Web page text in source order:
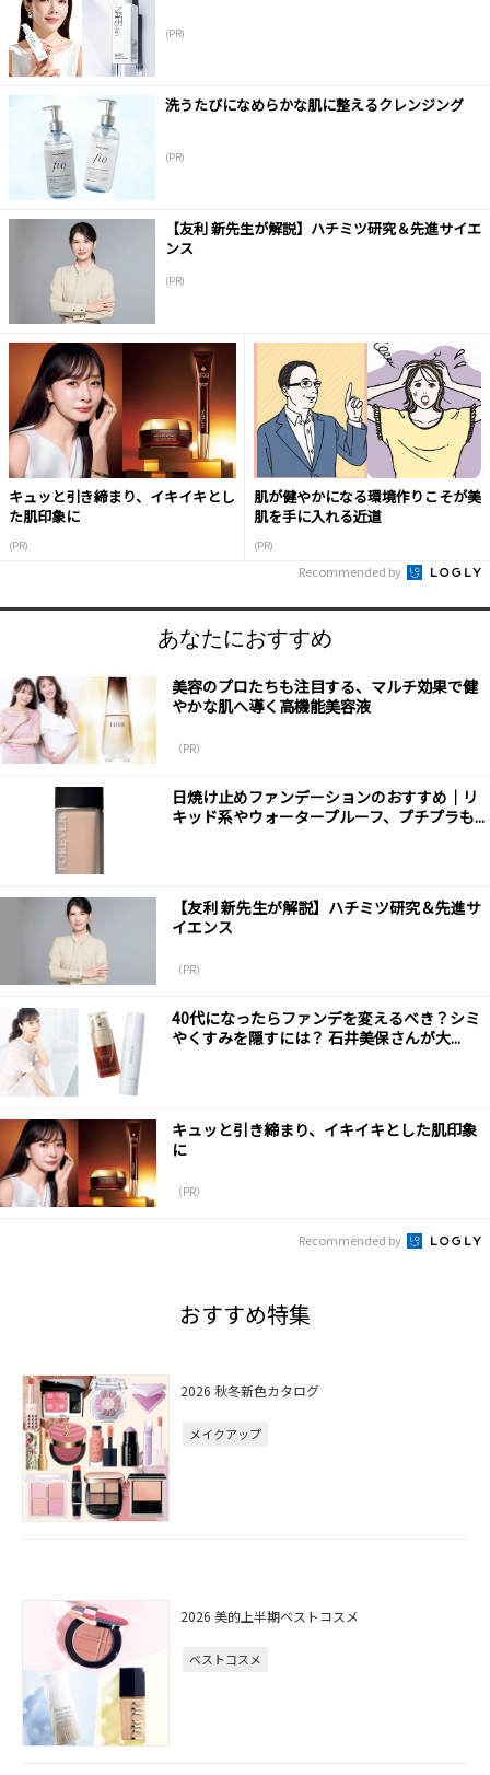
(PR)
洗うたびになめらかな肌に整えるクレンジング
(PR)
【友利 新先生が解説】ハチミツ研究＆先進サイエ
ンス
(PR)
キュッと引き締まり、イキイキとし
た肌印象に
(PR)
肌が健やかになる環境作りこそが美
肌を手に入れる近道
(PR)
Recommended by
あなたにおすすめ
美容のプロたちも注目する、マルチ効果で健
やかな肌へ導く高機能美容液
（PR）
日焼け止めファンデーションのおすすめ｜リ
キッド系やウォータープルーフ、プチプラも...
【友利 新先生が解説】ハチミツ研究＆先進サ
イエンス
（PR）
40代になったらファンデを変えるべき？シミ
やくすみを隠すには？ 石井美保さんが大...
キュッと引き締まり、イキイキとした肌印象
に
（PR）
Recommended by
おすすめ特集
2026 秋冬新色カタログ
メイクアップ
2026 美的上半期ベストコスメ
ベストコスメ